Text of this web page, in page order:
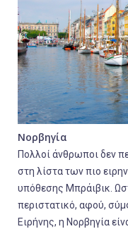
Νορβηγία
Πολλοί άνθρωποι δεν
στη λίστα των πιο
υπόθεσης Μπράιβικ.
περιστατικό, αφού,
Ειρήνης, η Νορβηγία